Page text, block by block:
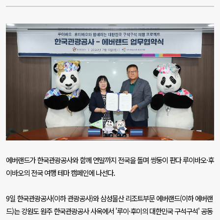
에버랜드가 한국관광공사와 함께 연말까지 전국을 돌며 쌍둥이 판다 루이바오·후
이바오의 전국 여행 테마 캠페인에 나선다.
9일 한국관광공사(이하 관광공사)와 삼성물산 리조트부문 에버랜드(이하 에버랜
드)는 강원도 원주 한국관광공사 사옥에서'루이·후이의 대한민국 구석구석'공동